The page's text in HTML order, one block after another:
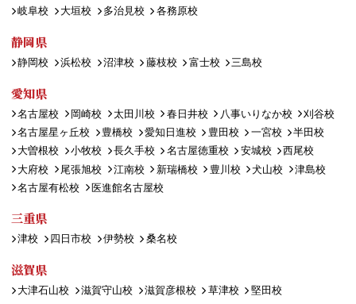
岐阜校 大垣校 多治見校 各務原校
静岡県
静岡校 浜松校 沼津校 藤枝校 富士校 三島校
愛知県
名古屋校 岡崎校 太田川校 春日井校 八事いりなか校
刈谷校
名古屋星ヶ丘校
豊橋校 愛知日進校 豊田校 一宮校
半田校
大曽根校
小牧校 長久手校 名古屋徳重校 安城校
西尾校
大府校
尾張旭校 江南校 新瑞橋校 豊川校 犬山校
津島校
名古屋有松校
医進館名古屋校
三重県
津校 四日市校 伊勢校 桑名校
滋賀県
大津石山校 滋賀守山校 滋賀彦根校 草津校 堅田校